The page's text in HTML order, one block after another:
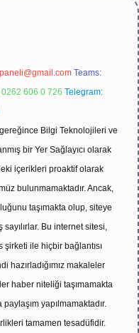
Teams:
606 0 726 Telegram:
Bilgi Teknolojileri ve
bir Yer Sağlayıcı olarak
içerikleri proaktif olarak
bulunmamaktadır. Ancak,
taşımakta olup, siteye
Bu internet sitesi,
şirketi ile hiçbir bağlantısı
hazırladığımız makaleler
haber niteliği taşımamakta
yapılmamaktadır.
tamamen tesadüfidir.